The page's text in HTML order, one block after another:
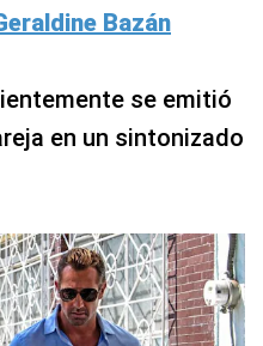
Bazán
se emitió
en un sintonizado